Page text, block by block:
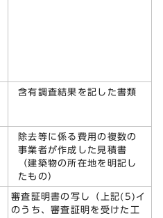
含有調査結果を記した書類
除去等に係る費用の複数の
事業者が作成した見積書
（建築物の所在地を明記し
たもの）
審査証明書の写し（上記(5)イ
のうち、審査証明を受けた工